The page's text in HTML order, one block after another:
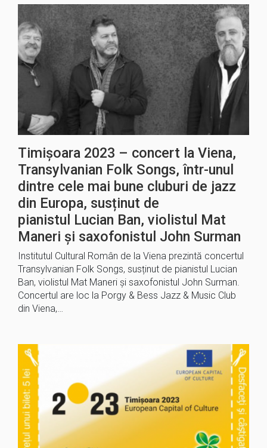
Timișoara 2023 – concert la Viena,
Transylvanian Folk Songs, într-unul
dintre cele mai bune cluburi de jazz
din Europa, susținut de
pianistul Lucian Ban, violistul Mat
Maneri și saxofonistul John Surman
Institutul Cultural Român de la Viena prezintă concertul
Transylvanian Folk Songs, susținut de pianistul Lucian
Ban, violistul Mat Maneri și saxofonistul John Surman.
Concertul are loc la Porgy & Bess Jazz & Music Club
din Viena,…